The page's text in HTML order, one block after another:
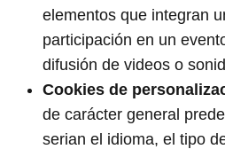
elementos que integran
participación en un
difusión de videos o
Cookies de
de carácter general
serian el idioma, el tipo